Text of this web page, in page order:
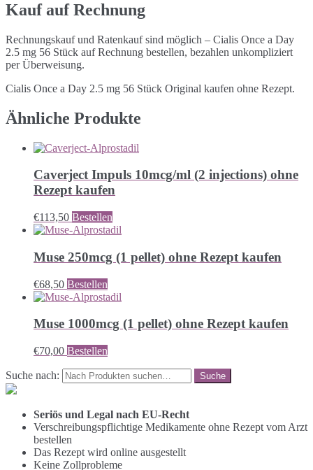
Kauf auf Rechnung
Rechnungskauf und Ratenkauf sind möglich – Cialis Once a Day
2.5 mg 56 Stück auf Rechnung bestellen, bezahlen unkompliziert
per Überweisung.
Cialis Once a Day 2.5 mg 56 Stück Original kaufen ohne Rezept.
Ähnliche Produkte
Caverject Impuls 10mcg/ml (2 injections) ohne
Rezept kaufen
€113,50 Bestellen
Muse 250mcg (1 pellet) ohne Rezept kaufen
€68,50 Bestellen
Muse 1000mcg (1 pellet) ohne Rezept kaufen
€70,00 Bestellen
Suche nach:
Seriös und Legal nach EU-Recht
Verschreibungspflichtige Medikamente ohne Rezept vom Arzt
bestellen
Das Rezept wird online ausgestellt
Keine Zollprobleme